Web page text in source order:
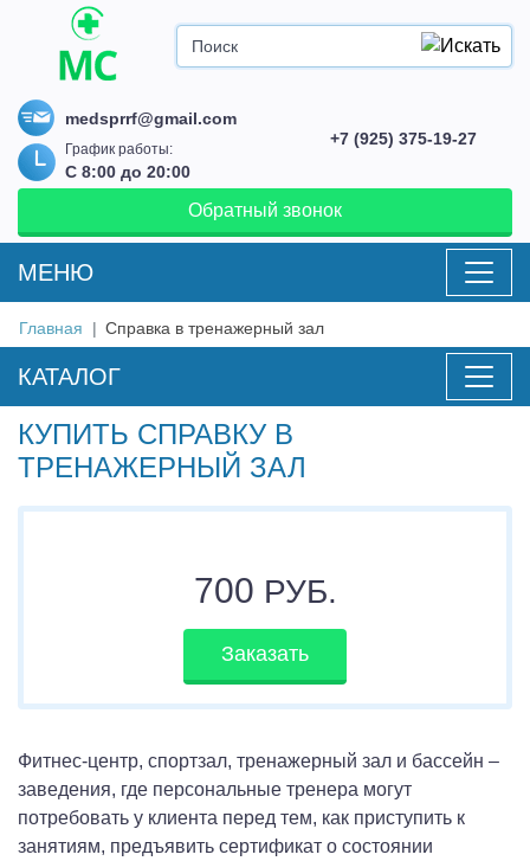
medsprrf@gmail.com
График работы:
С 8:00 до 20:00
+7 (925) 375-19-27
Обратный звонок
MEНЮ
Главная Справка в тренажерный зал
КАТАЛОГ
КУПИТЬ СПРАВКУ В
ТРЕНАЖЕРНЫЙ ЗАЛ
700 РУБ.
Заказать
Фитнес-центр, спортзал, тренажерный зал и бассейн –
заведения, где персональные тренера могут
потребовать у клиента перед тем, как приступить к
занятиям, предъявить сертификат о состоянии